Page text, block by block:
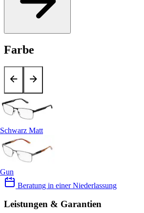
Farbe
Schwarz Matt
Gun
Beratung in einer Niederlassung
Leistungen & Garantien